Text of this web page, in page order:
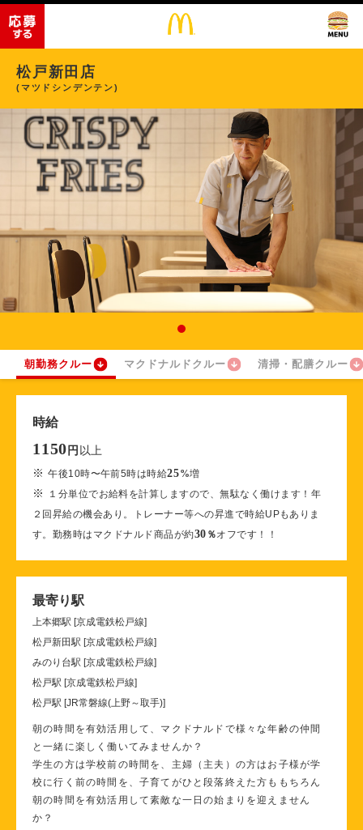
松戸新田店
(マツドシンデンテン)
朝勤務クルー マクドナルドクルー 清掃・配膳クルー
時給
1150 円 以上
※午後10時〜午前5時は時給25%増
※
１分単位でお給料を計算しますので、無駄なく働けます！年
２回昇給の機会あり。トレーナー等への昇進で時給UPもありま
す。勤務時はマクドナルド商品が約30 ％オフです！！
最寄り駅
上本郷駅 [京成電鉄松戸線]
松戸新田駅 [京成電鉄松戸線]
みのり台駅 [京成電鉄松戸線]
松戸駅 [京成電鉄松戸線]
松戸駅 [JR常磐線(上野～取手)]
朝の時間を有効活用して、マクドナルドで様々な年齢の仲間
と一緒に楽しく働いてみませんか？
学生の方は学校前の時間を、主婦（主夫）の方はお子様が学
校に行く前の時間を、子育てがひと段落終えた方ももちろん
朝の時間を有効活用して素敵な一日の始まりを迎えません
か？